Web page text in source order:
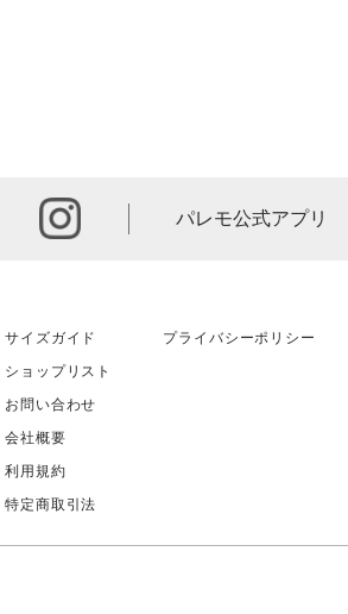
instagram
パレモ公式アプリ
サイズガイド
ショップリスト
お問い合わせ
会社概要
利用規約
特定商取引法
プライバシーポリシー